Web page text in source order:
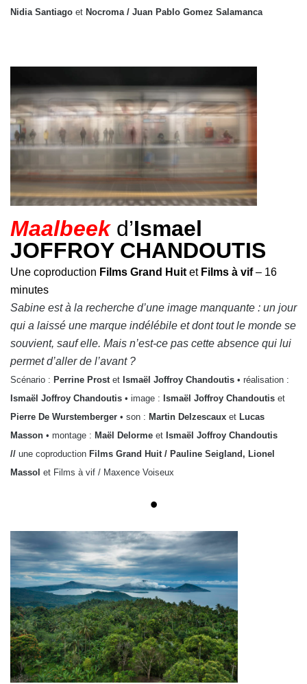
Nidia Santiago et Nocroma / Juan Pablo Gomez Salamanca
Maalbeek d’Ismael
JOFFROY CHANDOUTIS
Une coproduction Films Grand Huit et Films à vif– 16
minutes
Sabine est à la recherche d’une image manquante : un jour
qui a laissé une marque indélébile et dont tout le monde se
souvient, sauf elle. Mais n’est-ce pas cette absence qui lui
permet d’aller de l’avant ?
Scénario : Perrine Prost et Ismaël Joffroy Chandoutis • réalisation :
Ismaël Joffroy Chandoutis • image : Ismaël Joffroy Chandoutis et
Pierre De Wurstemberger • son : Martin Delzescaux et Lucas
Masson • montage : Maël Delorme et Ismaël Joffroy Chandoutis
// une coproduction Films Grand Huit / Pauline Seigland, Lionel
Massol et Films à vif / Maxence Voiseux
•